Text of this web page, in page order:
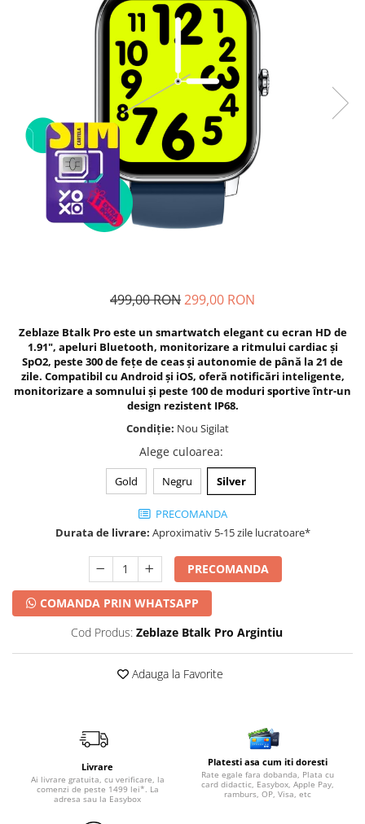
Telefoane mobile Cubot
Telefoane mobile Blackview
Telefoane mobile OSCAL
Telefoane mobile Fossibot
Telefoane mobile Lagenio
Telefoane mobile Samsung
Telefoane mobile iSEN
Telefoane mobile F150
Telefoane mobile HUAWEI
Telefoane mobile iHunt
Telefoane mobile Xiaomi
Telefoane mobile ZTE Nubia
499,00 RON299,00 RON
Zeblaze Btalk Pro este un smartwatch elegant cu ecran HD de
1.91", apeluri Bluetooth, monitorizare a ritmului cardiac și
SpO2, peste 300 de fețe de ceas și autonomie de până la 21 de
zile. Compatibil cu Android și iOS, oferă notificări inteligente,
monitorizare a somnului și peste 100 de moduri sportive într-un
design rezistent IP68.
Condiție: Nou Sigilat
Alege culoarea:
Gold Negru Silver
PRECOMANDA
Durata de livrare: Aproximativ 5-15 zile lucratoare*
PRECOMANDA
COMANDA PRIN WHATSAPP
Cod Produs: Zeblaze Btalk Pro Argintiu
Adauga la Favorite
Livrare
Ai livrare gratuita, cu verificare, la
comenzi de peste 1499 lei*. La
adresa sau la Easybox
Platesti asa cum iti doresti
Rate egale fara dobanda, Plata cu
card didactic, Easybox, Apple Pay,
ramburs, OP, Visa, etc